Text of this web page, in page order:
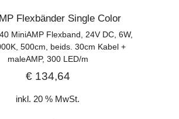
Flexbänder Single Color
MiniAMP Flexband, 24V DC, 6W,
500cm, beids. 30cm Kabel +
maleAMP, 300 LED/m
€134,64
inkl. 20 % MwSt.